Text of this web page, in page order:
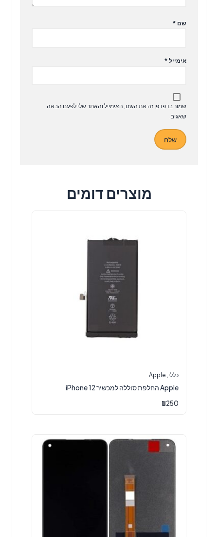
שם *
אימייל *
שמור בדפדפן זה את השם, האימייל והאתר שלי לפעם הבאה
שאגיב.
מוצרים דומים
כללי Apple
Apple החלפת סוללה למכשיר iPhone 12
₪250